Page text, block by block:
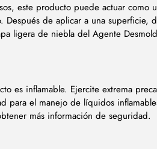
este producto puede actuar como
Después de aplicar a una superficie,
ligera de niebla del Agente
es inflamable. Ejercite extrema
para el manejo de líquidos
más información de seguridad.